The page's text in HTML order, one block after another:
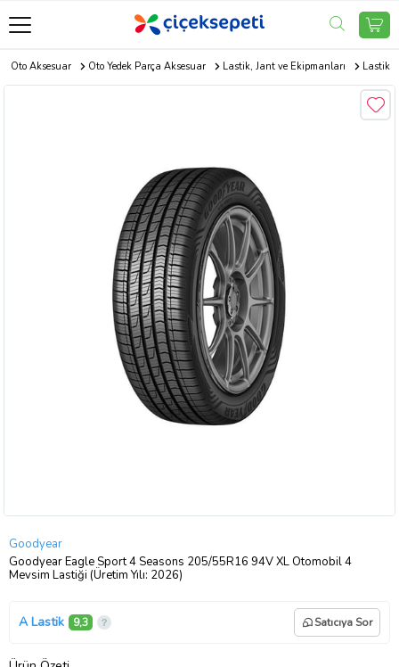
Oto Aksesuar Oto Yedek Parça Aksesuar Lastik, Jant ve Ekipmanları Lastik
Goodyear
Goodyear Eagle Sport 4 Seasons 205/55R16 94V XL Otomobil 4
Mevsim Lastiği (Üretim Yılı: 2026)
A Lastik 9,3 Satıcıya Sor